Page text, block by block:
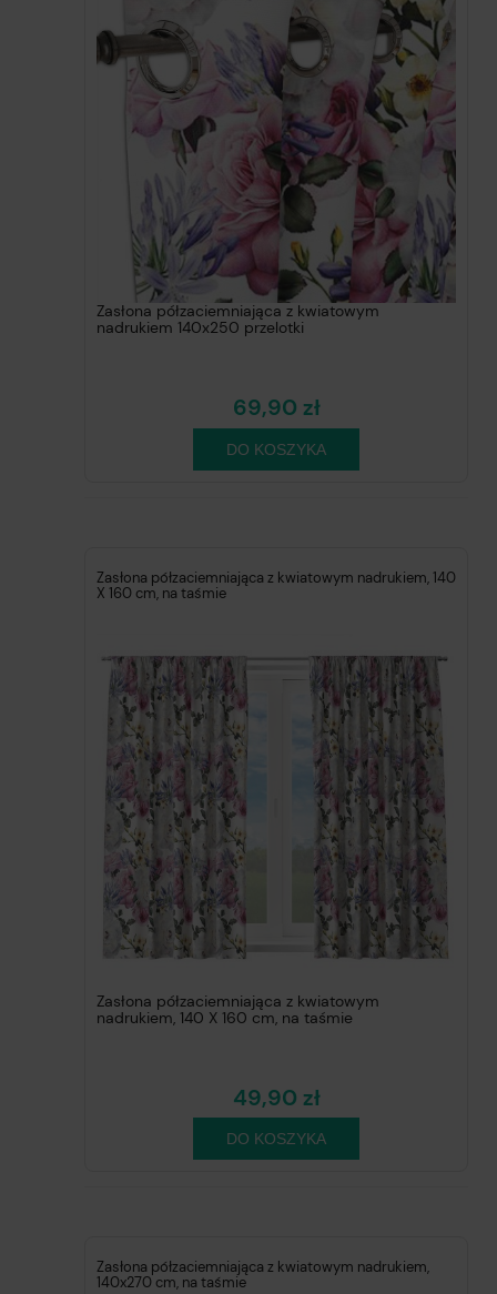
Zasłona półzaciemniająca z kwiatowym
nadrukiem 140x250 przelotki
69,90 zł
DO KOSZYKA
Zasłona półzaciemniająca z kwiatowym nadrukiem, 140
X 160 cm, na taśmie
Zasłona półzaciemniająca z kwiatowym
nadrukiem, 140 X 160 cm, na taśmie
49,90 zł
DO KOSZYKA
Zasłona półzaciemniająca z kwiatowym nadrukiem,
140x270 cm, na taśmie